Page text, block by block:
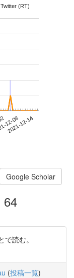
Twitter (RT)
12-08
2021-12-14
Google Scholar
64
読む。
(投稿一覧)